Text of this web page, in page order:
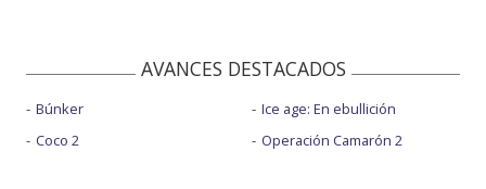
AVANCES DESTACADOS
Búnker
Coco 2
Ice age: En ebullición
Operación Camarón 2